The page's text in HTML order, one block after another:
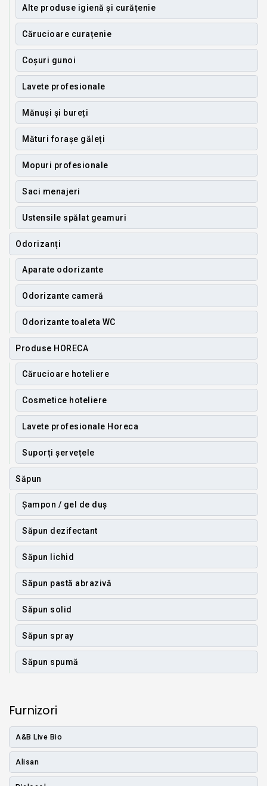
Alte produse igienă și curățenie
Cărucioare curațenie
Coșuri gunoi
Lavete profesionale
Mănuși și bureți
Mături forașe găleți
Mopuri profesionale
Saci menajeri
Ustensile spălat geamuri
Odorizanți
Aparate odorizante
Odorizante cameră
Odorizante toaleta WC
Produse HORECA
Cărucioare hoteliere
Cosmetice hoteliere
Lavete profesionale Horeca
Suporți șervețele
Săpun
Șampon / gel de duș
Săpun dezifectant
Săpun lichid
Săpun pastă abrazivă
Săpun solid
Săpun spray
Săpun spumă
Furnizori
A&B Live Bio
Alisan